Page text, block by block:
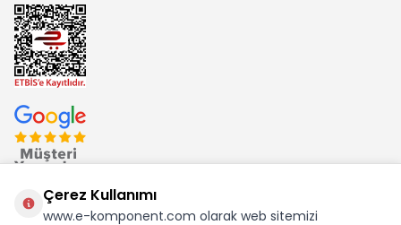
Çerez Kullanımı
www.e-komponent.com olarak web sitemizi